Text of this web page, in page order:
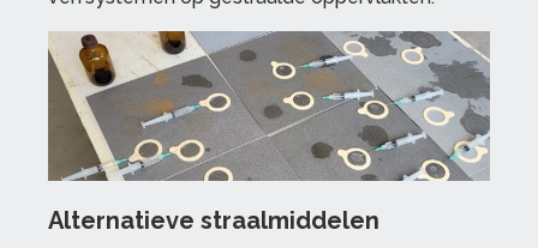
Alternatieve straalmiddelen